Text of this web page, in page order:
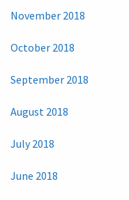
November 2018
October 2018
September 2018
August 2018
July 2018
June 2018